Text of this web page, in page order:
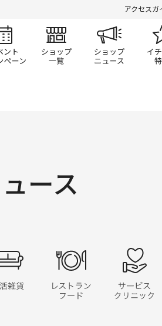
アクセスガ
情報 イベント/キャンペーン
ショップ一覧 ショ
ース
ショングッズ生活雑貨 レストラン・フ